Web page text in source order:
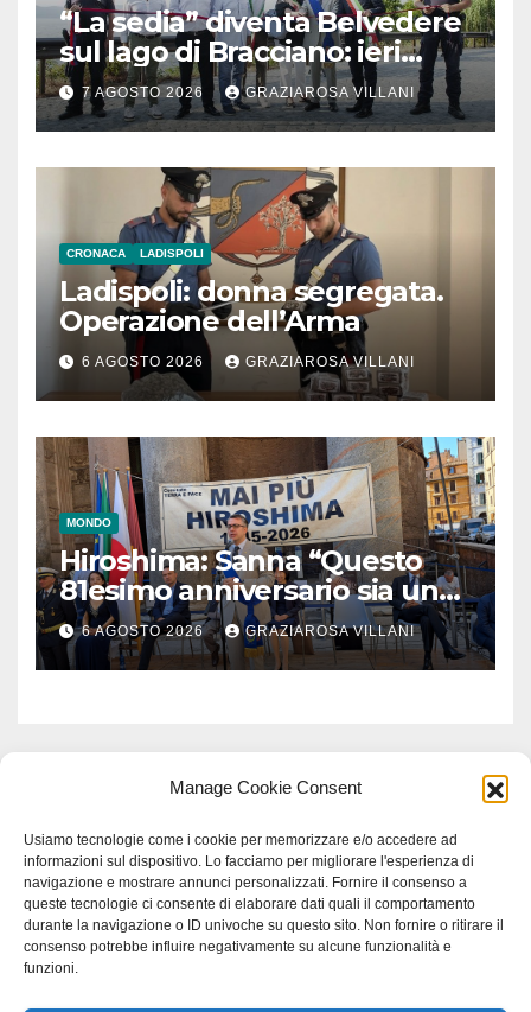
Manage Cookie Consent
Usiamo tecnologie come i cookie per memorizzare e/o accedere ad
informazioni sul dispositivo. Lo facciamo per migliorare l'esperienza di
navigazione e mostrare annunci personalizzati. Fornire il consenso a
queste tecnologie ci consente di elaborare dati quali il comportamento
durante la navigazione o ID univoche su questo sito. Non fornire o ritirare il
consenso potrebbe influire negativamente su alcune funzionalità e
funzioni.
“La sedia” diventa Belvedere
sul lago di Bracciano: ieri
l’inaugurazione
7 AGOSTO 2026 GRAZIAROSA VILLANI
CRONACA LADISPOLI
Ladispoli: donna segregata.
Operazione dell’Arma
6 AGOSTO 2026 GRAZIAROSA VILLANI
MONDO
Hiroshima: Sanna “Questo
81esimo anniversario sia un
monito per tutti”
6 AGOSTO 2026 GRAZIAROSA VILLANI